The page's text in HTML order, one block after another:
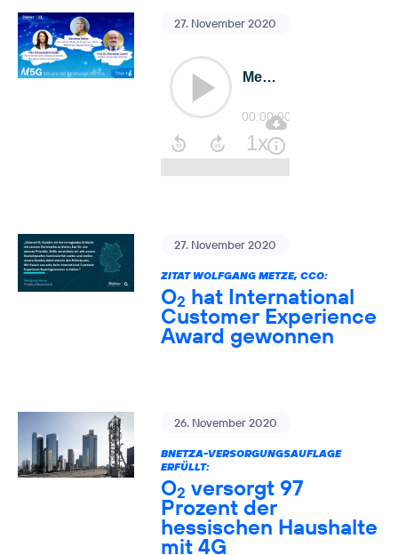
27. November 2020
27. November 2020
ZITAT WOLFGANG METZE, CCO:
O2 hat International
Customer Experience
Award gewonnen
26. November 2020
BNETZA-VERSORGUNGSAUFLAGE
ERFÜLLT:
O2 versorgt 97
Prozent der
hessischen Haushalte
mit 4G